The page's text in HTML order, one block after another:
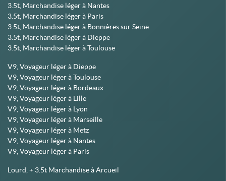
3.5t, Marchandise léger à Nantes
3.5t, Marchandise léger à Paris
3.5t, Marchandise léger à Bonnières sur Seine
3.5t, Marchandise léger à Dieppe
3.5t, Marchandise léger à Toulouse
V9, Voyageur léger à Dieppe
V9, Voyageur léger à Toulouse
V9, Voyageur léger à Bordeaux
V9, Voyageur léger à Lille
V9, Voyageur léger à Lyon
V9, Voyageur léger à Marseille
V9, Voyageur léger à Metz
V9, Voyageur léger à Nantes
V9, Voyageur léger à Paris
Lourd, + 3.5t Marchandise à Arcueil